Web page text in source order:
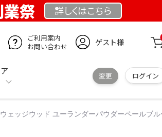
祭 詳しくはこちら
ご利用案内
お問い合わせ
ゲスト様
変更 ログイン
ジウッド ユーランダーパウダーペールブル